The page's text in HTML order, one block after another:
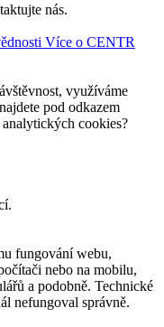
nás.
Více o CENTR
využíváme
pod odkazem
cookies?
fungování webu,
nebo na mobilu,
a podobně. Technické
nefungoval správně.